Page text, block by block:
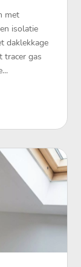
met
isolatie
daklekkage
tracer gas